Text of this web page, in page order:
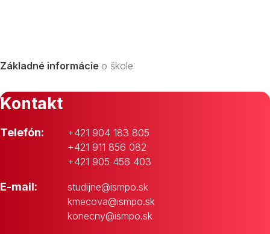
Základné informácie o škole
Kontakt
Telefón:
+421 904 183 805
+421 911 856 082
+421 905 456 403
E-mail:
studijne@ismpo.sk
kmecova@ismpo.sk
konecny@ismpo.sk